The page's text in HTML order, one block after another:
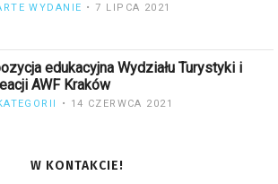
WYDANIE 7 LIPCA 2021
edukacyjna Wydziału Turystyki i
AWF Kraków
14 CZERWCA 2021
W KONTAKCIE!